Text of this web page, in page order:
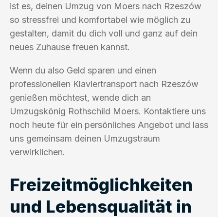
ist es, deinen Umzug von Moers nach Rzeszów
so stressfrei und komfortabel wie möglich zu
gestalten, damit du dich voll und ganz auf dein
neues Zuhause freuen kannst.
Wenn du also Geld sparen und einen
professionellen Klaviertransport nach Rzeszów
genießen möchtest, wende dich an
Umzugskönig Rothschild Moers. Kontaktiere uns
noch heute für ein persönliches Angebot und lass
uns gemeinsam deinen Umzugstraum
verwirklichen.
Freizeitmöglichkeiten
und Lebensqualität in